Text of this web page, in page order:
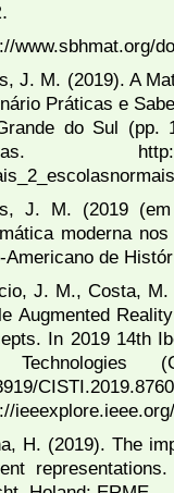
www.sbhmat.org/
J. M. (2019). A
Práticas e
do Sul (pp.
http://
J. M. (2019
moderna
Americano de
J. M., Costa, M.
Augmented
In 2019 14th
H. (2019). The